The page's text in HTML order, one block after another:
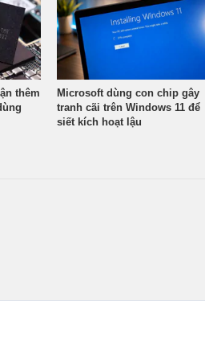
thêm
Microsoft dùng con chip gây
tranh cãi trên Windows 11 để
siết kích hoạt lậu